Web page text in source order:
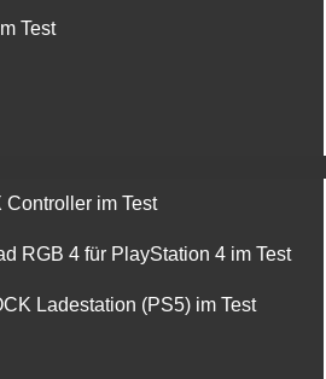
Test
im Test
RGB 4 für PlayStation 4 im Test
Ladestation (PS5) im Test